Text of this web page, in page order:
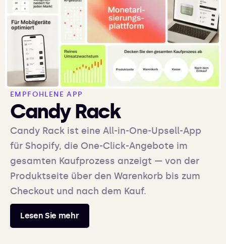
EMPFOHLENE APP
Candy Rack
Candy Rack ist eine All-in-One-Upsell-App
für Shopify, die One-Click-Angebote im
gesamten Kaufprozess anzeigt — von der
Produktseite über den Warenkorb bis zum
Checkout und nach dem Kauf.
Lesen Sie mehr